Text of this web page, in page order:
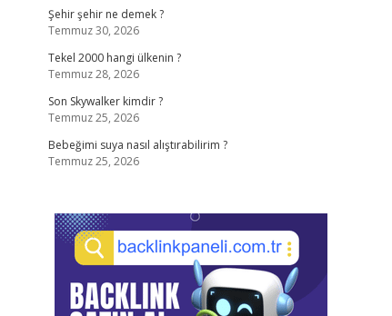
Şehir şehir ne demek ?
Temmuz 30, 2026
Tekel 2000 hangi ülkenin ?
Temmuz 28, 2026
Son Skywalker kimdir ?
Temmuz 25, 2026
Bebeğimi suya nasıl alıştırabilirim ?
Temmuz 25, 2026